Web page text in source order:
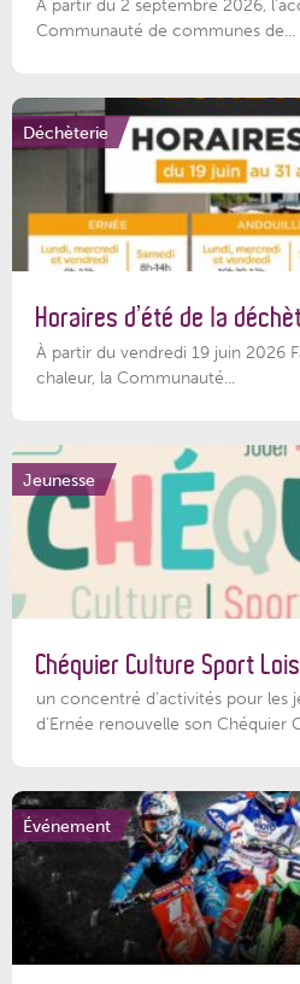
À partir du 2 septembre 2026,
Communauté de communes de...
Déchèterie
Horaires d’été de la
À partir du vendredi 19 juin 2026
chaleur, la Communauté...
Jeunesse
Chéquier Culture Sport
un concentré d’activités pour les
d’Ernée renouvelle son Chéquier
Événement